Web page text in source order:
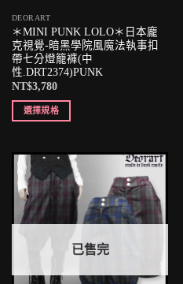
DEORART
＊MINI PUNK LOLO＊日本龐
克視覺-暗黑學院風魔法執事扣
帶七分燈籠褲(中
性.DRT2374)PUNK
NT$3,780
選擇規格
已售完